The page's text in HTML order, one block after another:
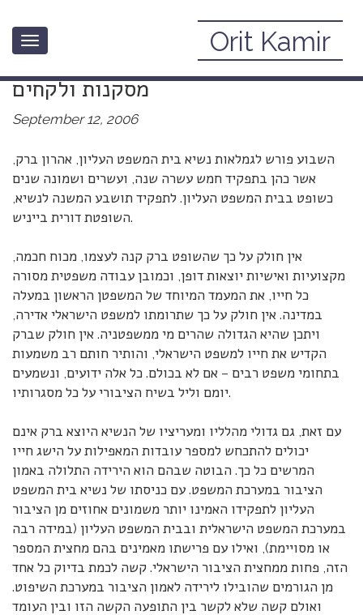
Toggle
Orit Kamir
חילופי משמרות בבית המשפט העליון-
מסקנות ולקחים
September 12, 2006
השבוע פורש לגמלאות נשיא בית המשפט העליון, אהרון ברק,
אשר כהן בתפקיד חמש עשרה שנה, ועשרים ושמונה שנים
כשופט בבית המשפט העליון. לתפקיד תושבע המשנה לנשיא,
השופטת דורית בייניש.
אין חולק על כך שהשופט ברק קנה לעצמו, מכוח חכמה,
מקצועיות ואישיות יוצאות דופן, וכמובן עבודה משפטית מסורה
כל חייו, את המעמד המיוחד של המשפטן הראשון במעלה
במדינה. אין חולק על כך שתרומתו למשפט הישראלי אדירה,
ויתכן שהיא הגדולה שהרים מי ממשפטניה. אין חולק שברק
הקדיש את חייו למשפט הישראלי, והותיר חותם רב משמעות
בתחומי משפט רבים – אם לא בכולם. כל אלה ידועים, ונשמעים
יומם וליל בשיח הציבורי על כל מסגרותיו.
עם זאת, גם גדולי מהלליו ומעריציו של הנשיא היוצא ברק אינם
יכולים להתכחש למספר עובדות המאפילות על הישג חייו
המרשים כל כך. הבוטה שבהם הוא הירידה התלולה באמון
הציבור במערכת המשפט. עם כניסתו של נשיא בית המשפט
העליון לתפקידו האמינו יותר משמונים אחוזים מן הציבור
במערכת המשפט הישראלית ובבית המשפט העליון (במידה רבה
או מסויימת), ואילו עם פרישתו מאמינים בהם מחצית המספר
הזה, פחות ממחצית הציבור הישראלי. קשה לכמת בדיוק כל אחד
מן הגורמים שהובילו לירידה לאמון הציבור במערכת השיפוט.
ואולם קשה שלא לקשר בין התופעה הקשה הזו ובין העומד